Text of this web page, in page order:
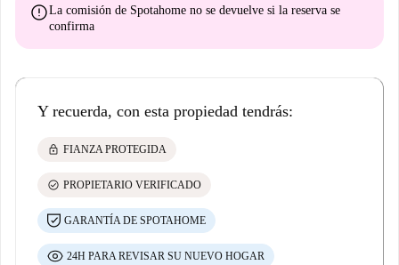
errorLa comisión de Spotahome no se devuelve si la reserva se
confirma
Y recuerda, con esta propiedad tendrás:
lock FIANZA PROTEGIDA
check_circle PROPIETARIO VERIFICADO
GARANTÍA DE SPOTAHOME
24H PARA REVISAR SU NUEVO HOGAR